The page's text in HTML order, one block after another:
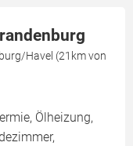
Havel (21km von
Ölheizung,